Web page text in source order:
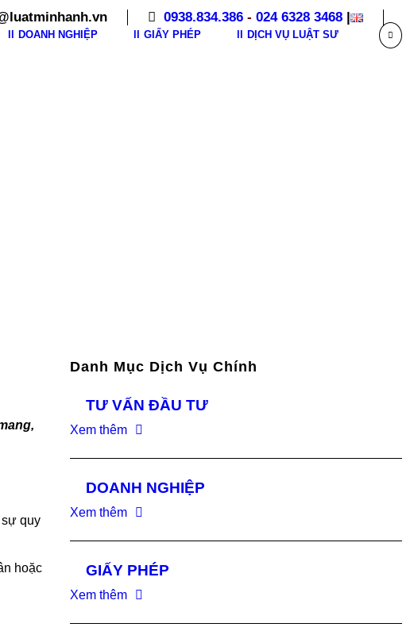
0938.834.386 - 024 6328 3468 |
DOANH NGHIỆP GIẤY PHÉP DỊCH VỤ LUẬT SƯ
quy
hoặc
Danh Mục Dịch Vụ Chính
TƯ VẤN ĐẦU TƯ
Xem thêm
DOANH NGHIỆP
Xem thêm
GIẤY PHÉP
Xem thêm